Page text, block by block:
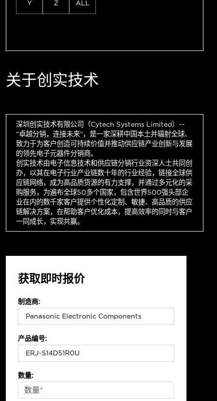
Y Z ALL
关于创实技术
深圳创实技术有限公司（Cytech Systems Limited）--
“卓越分销，连接未来”，是一家深耕中国本土并辐射全球、
致力于为客户创造可持续价值并推动供应链产业创新与发展
的领先电子元器件分销商。
创实技术由电子信息技术和供应链分销行业资深人士共同创
办，以其在电子行业产业链数十年的行业经验，链接全球供
应链网络，成为高品质货源的有力支撑，并通过多元化的采
购服务，为遍布全球50多个国家，包含世界500强头部企
业在内的数千家客户提供个性化定制、敏捷、高品质的供应
链解决方案，在帮助客户优化成本，提高效率的同时与客户
一同成长，实现共赢。
获取即时报价
制造商:
产品编号:
数量: